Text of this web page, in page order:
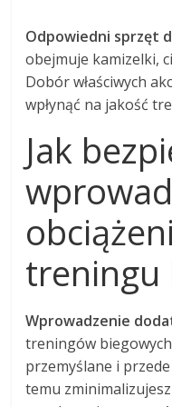
Odpowiedni sprzęt
obejmuje kamizelki,
Dobór właściwych
wpłynąć na jakość
Jak
treningu
Wprowadzenie
treningów
przemyślane i
temu